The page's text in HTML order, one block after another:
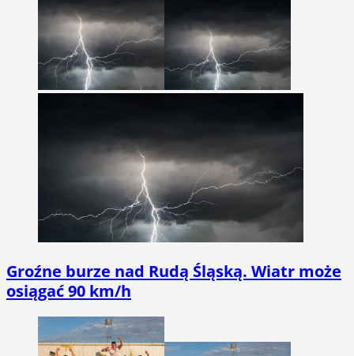
Groźne burze nad Rudą Śląską. Wiatr może
osiągać 90 km/h